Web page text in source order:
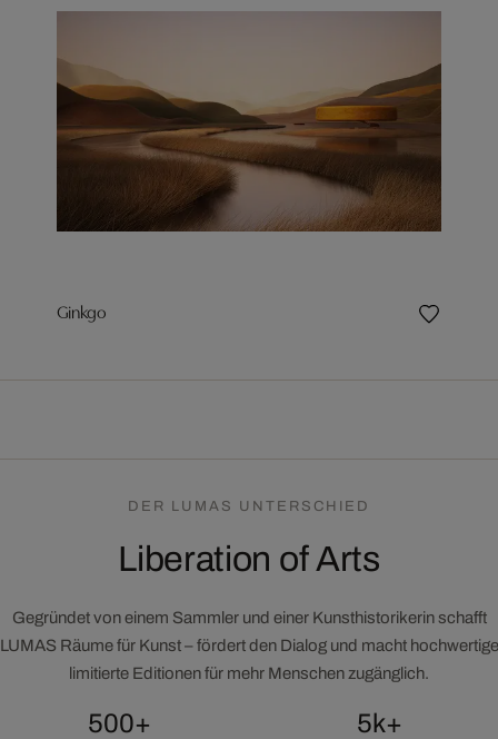
Ginkgo
DER LUMAS UNTERSCHIED
Liberation of Arts
Gegründet von einem Sammler und einer Kunsthistorikerin schafft
LUMAS Räume für Kunst – fördert den Dialog und macht hochwertige
limitierte Editionen für mehr Menschen zugänglich.
500+ 5k+